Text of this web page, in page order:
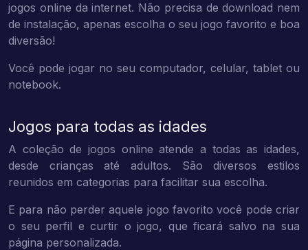
jogos online da internet. Não precisa de download nem
de instalação, apenas escolha o seu jogo favorito e boa
diversão!
Você pode jogar no seu computador, celular, tablet ou
notebook.
Jogos para todas as idades
A coleção de jogos online atende a todas as idades,
desde crianças até adultos. São diversos estilos
reunidos em categorias para facilitar sua escolha.
E para não perder aquele jogo favorito você pode criar
o seu perfil e curtir o jogo, que ficará salvo na sua
página personalizada.